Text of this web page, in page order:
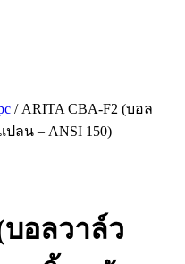
/ ARITA CBA-F2 (บอล
ลน – ANSI 150)
บอลวาล์ว